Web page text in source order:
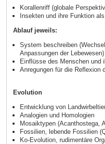
Korallenriff (globale
Insekten und ihre Funktion
Ablauf jeweils:
System beschreiben
Anpassungen der Lebewesen)
Einflüsse des Menschen und
Anregungen für die Reflexion
Evolution
Entwicklung von
Analogien und Homologien
Mosaiktypen (Acanthostega,
Fossilien, lebende Fossilien
Ko-Evolution, rudimentäre